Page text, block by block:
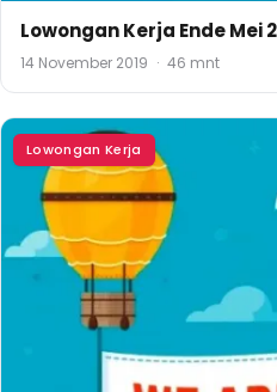
Lowongan Kerja Ende Mei
14 November 2019 · 46 mnt
Lowongan Kerja